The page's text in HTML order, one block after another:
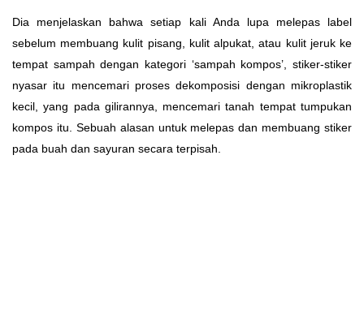
Dia menjelaskan bahwa setiap kali Anda lupa melepas label
sebelum membuang kulit pisang, kulit alpukat, atau kulit jeruk ke
tempat sampah dengan kategori ‘sampah kompos’, stiker-stiker
nyasar itu mencemari proses dekomposisi dengan mikroplastik
kecil, yang pada gilirannya, mencemari tanah tempat tumpukan
kompos itu. Sebuah alasan untuk melepas dan membuang stiker
pada buah dan sayuran secara terpisah.